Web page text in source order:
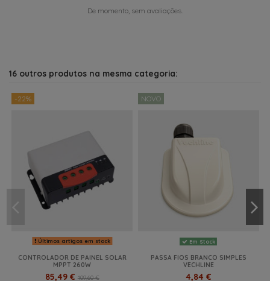
De momento, sem avaliações.
16 outros produtos na mesma categoria:
-22%
Últimos artigos em stock
CONTROLADOR DE PAINEL SOLAR
MPPT 260W
85,49 € 109,60 €
NOVO
Em Stock
PASSA FIOS BRANCO SIMPLES
VECHLINE
4,84 €